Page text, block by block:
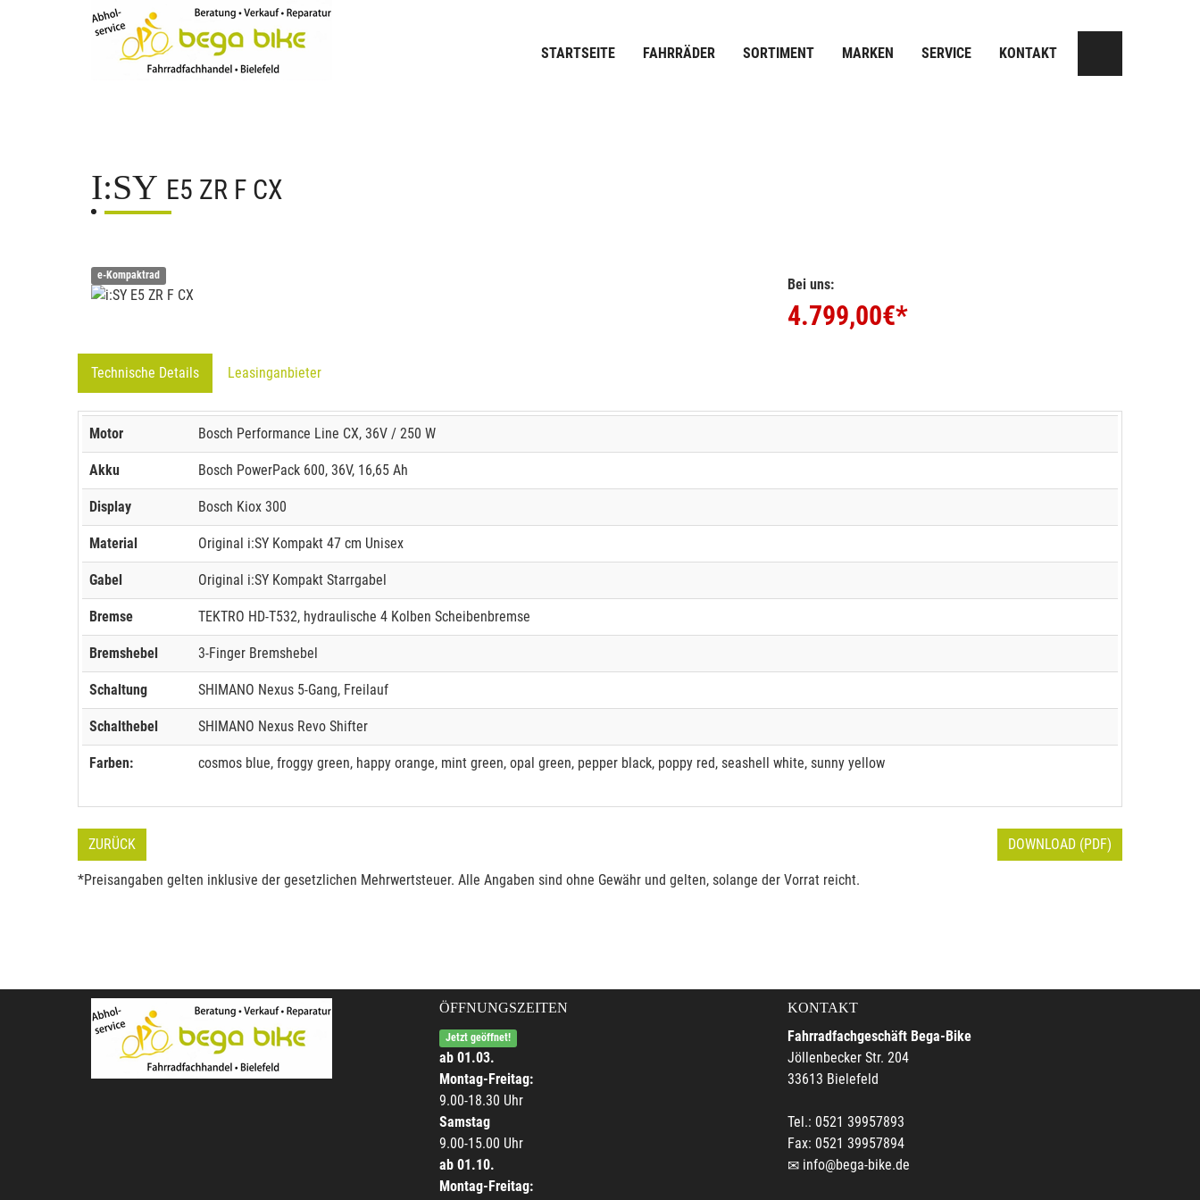
STARTSEITE FAHRRÄDER SORTIMENT MARKEN SERVICE KONTAKT
I:SY E5 ZR F CX
e-Kompaktrad
Bei uns:
4.799,00€*
Technische Details Leasinganbieter
Motor Bosch Performance Line CX, 36V / 250 W
Akku Bosch PowerPack 600, 36V, 16,65 Ah
Display Bosch Kiox 300
Material Original i:SY Kompakt 47 cm Unisex
Gabel Original i:SY Kompakt Starrgabel
Bremse TEKTRO HD-T532, hydraulische 4 Kolben Scheibenbremse
Bremshebel 3-Finger Bremshebel
Schaltung SHIMANO Nexus 5-Gang, Freilauf
Schalthebel SHIMANO Nexus Revo Shifter
Farben: cosmos blue, froggy green, happy orange, mint green, opal green, pepper black, poppy red, seashell white, sunny yellow
ZURÜCK DOWNLOAD (PDF)
*Preisangaben gelten inklusive der gesetzlichen Mehrwertsteuer. Alle Angaben sind ohne Gewähr und gelten, solange der Vorrat reicht.
ÖFFNUNGSZEITEN
Jetzt geöffnet!
ab 01.03.
Montag-Freitag:
9.00-18.30 Uhr
Samstag
9.00-15.00 Uhr
ab 01.10.
Montag-Freitag:
KONTAKT
Fahrradfachgeschäft Bega-Bike
Jöllenbecker Str. 204
33613 Bielefeld
Tel.: 0521 39957893
Fax: 0521 39957894
info@bega-bike.de